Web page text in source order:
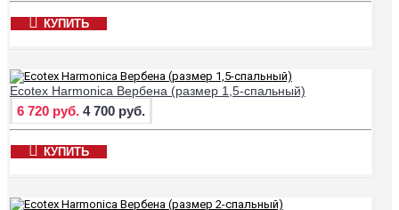
КУПИТЬ
Ecotex Harmonica Вербена (размер 1,5-спальный)
6 720 руб. 4 700 руб.
КУПИТЬ